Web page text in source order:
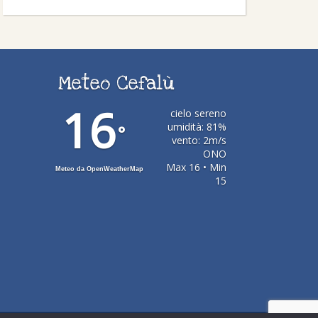
Meteo Cefalù
16°
cielo sereno
umidità: 81%
vento: 2m/s
ONO
Max 16 • Min
15
Meteo da OpenWeatherMap